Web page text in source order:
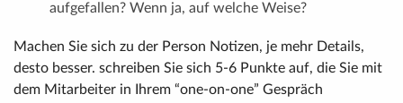
aufgefallen? Wenn ja, auf welche Weise?
Machen Sie sich zu der Person Notizen, je mehr Details,
desto besser. schreiben Sie sich 5-6 Punkte auf, die Sie mit
dem Mitarbeiter in Ihrem “one-on-one” Gespräch